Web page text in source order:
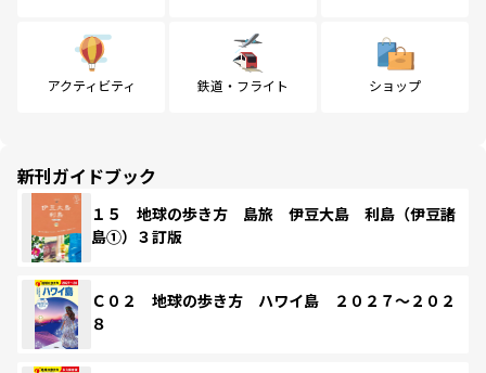
アクティビティ 鉄道・フライト ショップ
新刊ガイドブック
１５ 地球の歩き方 島旅 伊豆大島 利島（伊豆諸
島①）３訂版
Ｃ０２ 地球の歩き方 ハワイ島 ２０２７～２０２
８